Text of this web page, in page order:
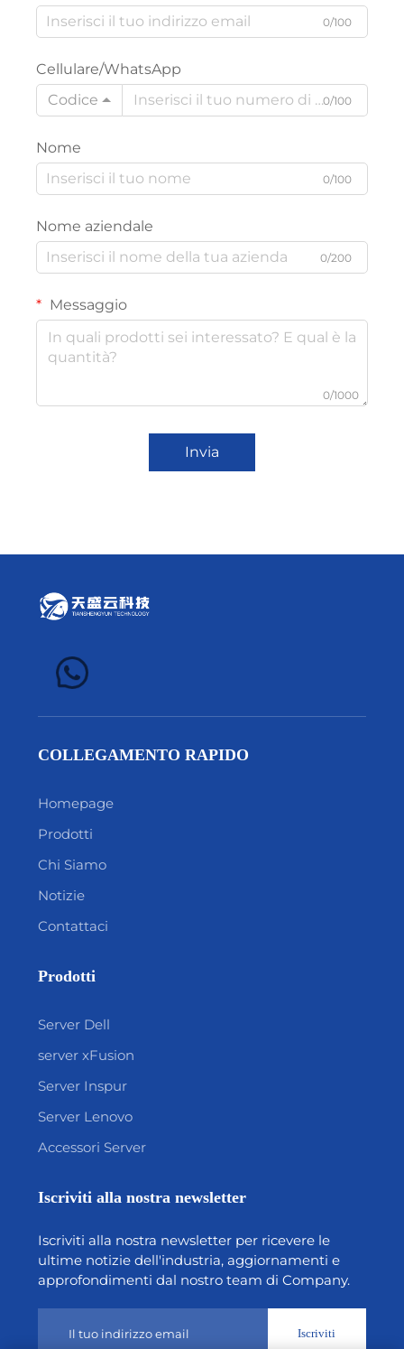
0/100
Cellulare/WhatsApp
Codice
0/100
Nome
0/100
Nome aziendale
0/200
Messaggio
0/1000
Invia
COLLEGAMENTO RAPIDO
Homepage
Prodotti
Chi Siamo
Notizie
Contattaci
Prodotti
Server Dell
server xFusion
Server Inspur
Server Lenovo
Accessori Server
Iscriviti alla nostra newsletter
Iscriviti alla nostra newsletter per ricevere le
ultime notizie dell'industria, aggiornamenti e
approfondimenti dal nostro team di Company.
Iscriviti